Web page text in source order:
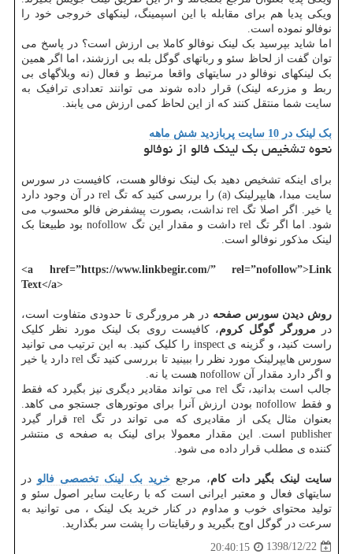
ویکی پدیا هم برای مقابله با این اسپمینگ، لینکهای خروجی خود را
نوفالو نموده است.
اما شاید بپرسید بک لینک نوفالو کاملا بی ارزش است؟ در پاسخ می
توان گفت از لحاظ سئو و رباتهای گوگل بله بی ارزشند، اما اگر همین
بک لینکهای نوفالو در سایتهای واقعا مرتبط و فعال (نه وبلاگهای بی
ربط و مزرعه لینک) قرار داده شوند می توانند تعدادی ترافیک به
سایت شما منتقل کنند که از این لحاظ کمی ارزش می یابند.
بک لینک در 10 سایت پربازدید شش ماهه
نحوه تشخیص بک لینک فالو از نوفالو
برای اینکه تشخیص دهید بک لینک نوفالو هست، کافیست در سورس
سایت مبدا، هایپرلینک (a) را بررسی کنید که تگ rel در آن وجود دارد
یا خیر. اگر اصلا تگ rel نداشت، بصورت پیشفرض فالو محسوب می
شود. اما اگر تگ rel داشت و مقدار این تگ nofollow بود طبیعتا بک
لینک مذکور نوفالو است.
<a href=”https://www.linkbegir.com/” rel=”nofollow”>Link
Text</a>
روش دیدن سورس صفحه در هر مرورگری تا حدودی متفاوت است،
در مرورگر گوگل کروم، کافیست روی بک لینک مورد نظر کلیک
راست کنید، و گزینه ی inspect را کلیک کنید. به این ترتیب می توانید
سورس هایپرلینک مورد نظر را ببینید تا بررسی کنید تگ rel دارد یا خیر
و اگر دارد مقدار آن nofollow هست یا نه.
جالب است بدانید، تگ rel می تواند مقادیر دیگری نیز بگیرد که فقط
و فقط nofollow بودن ارزش آنرا برای موتورهای جستجو می کاهد.
بعنوان مثال یکی از مقادیری که می تواند در تگ rel قرار گیرد
publisher است. این مقدار معمولا برای لینک به صفحه ی منتشر
کننده ی مطلب قرار داده می شود.
سایت لینک بگیر دات کام، مرجع خرید بک لینک تخصصی فالو در
سایتهای فعال و معتبر ایرانی است که با رعایت سایر اصول سئو و
تولید محتوای خوب و مداوم در کنار خرید بک لینک ، می توانید به
سرعت در گوگل اوج بگیرید و رقبایتات را پشت سر بگذارید.
1398/12/22
20:40:15